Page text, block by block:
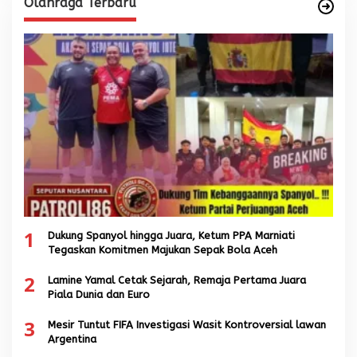
1
Dukung Spanyol hingga Juara, Ketum PPA Marniati
Tegaskan Komitmen Majukan Sepak Bola Aceh
2
Lamine Yamal Cetak Sejarah, Remaja Pertama Juara
Piala Dunia dan Euro
3
Mesir Tuntut FIFA Investigasi Wasit Kontroversial lawan
Argentina